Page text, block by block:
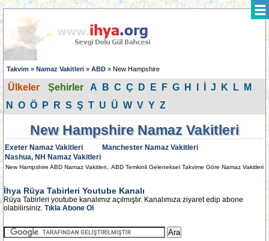
Takvim » Namaz Vakitleri » ABD » New Hampshire
Ülkeler Şehirler A B C Ç D E F G H J K L
M
N
O Ö P R S Ş T U Ü W V Y Z
New Hampshire Namaz Vakitleri
Exeter Namaz Vakitleri
Manchester Namaz Vakitleri
Nashua, NH Namaz Vakitleri
New Hampshire ABD Namaz Vakitleri.. ABD Temkinli Geleneksel Takvime Göre Namaz Vakitleri
İhya Rüya Tabirleri Youtube Kanalı
Rüya Tabirleri youtube kanalımız açılmıştır. Kanalımıza ziyaret edip abone
olabilirsiniz. Tıkla Abone Ol